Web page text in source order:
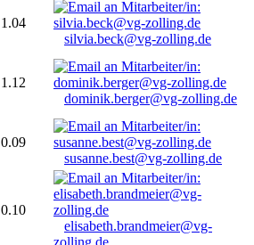
1.04
silvia.beck@vg-zolling.de
1.12
dominik.berger@vg-zolling.de
0.09
susanne.best@vg-zolling.de
0.10
elisabeth.brandmeier@vg-